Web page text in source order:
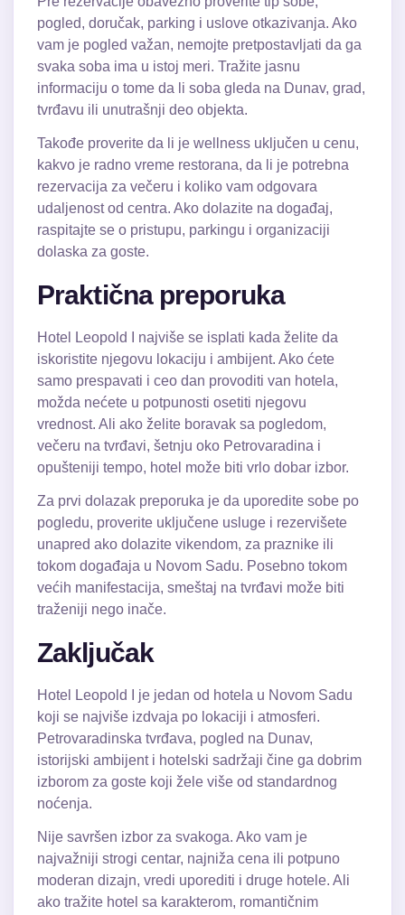
pogled, doručak, parking i uslove otkazivanja. Ako
vam je pogled važan, nemojte pretpostavljati da ga
svaka soba ima u istoj meri. Tražite jasnu
informaciju o tome da li soba gleda na Dunav, grad,
tvrđavu ili unutrašnji deo objekta.
Takođe proverite da li je wellness uključen u cenu,
kakvo je radno vreme restorana, da li je potrebna
rezervacija za večeru i koliko vam odgovara
udaljenost od centra. Ako dolazite na događaj,
raspitajte se o pristupu, parkingu i organizaciji
dolaska za goste.
Praktična preporuka
Hotel Leopold I najviše se isplati kada želite da
iskoristite njegovu lokaciju i ambijent. Ako ćete
samo prespavati i ceo dan provoditi van hotela,
možda nećete u potpunosti osetiti njegovu
vrednost. Ali ako želite boravak sa pogledom,
večeru na tvrđavi, šetnju oko Petrovaradina i
opušteniji tempo, hotel može biti vrlo dobar izbor.
Za prvi dolazak preporuka je da uporedite sobe po
pogledu, proverite uključene usluge i rezervišete
unapred ako dolazite vikendom, za praznike ili
tokom događaja u Novom Sadu. Posebno tokom
većih manifestacija, smeštaj na tvrđavi može biti
traženiji nego inače.
Zaključak
Hotel Leopold I je jedan od hotela u Novom Sadu
koji se najviše izdvaja po lokaciji i atmosferi.
Petrovaradinska tvrđava, pogled na Dunav,
istorijski ambijent i hotelski sadržaji čine ga dobrim
izborom za goste koji žele više od standardnog
noćenja.
Nije savršen izbor za svakoga. Ako vam je
najvažniji strogi centar, najniža cena ili potpuno
moderan dizajn, vredi uporediti i druge hotele. Ali
ako tražite hotel sa karakterom, romantičnim